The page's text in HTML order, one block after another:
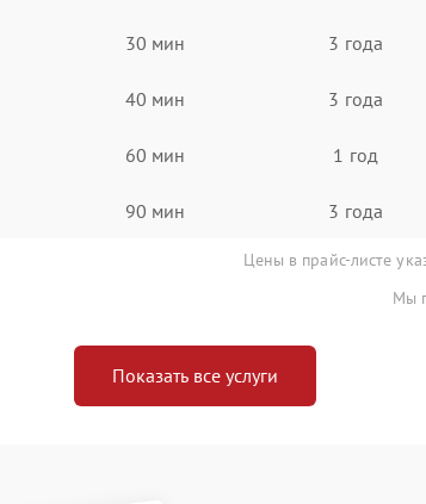
30 мин 3 года
40 мин 3 года
60 мин 1 год
90 мин 3 года
Цены в прайс-листе
Мы
Показать все услуги